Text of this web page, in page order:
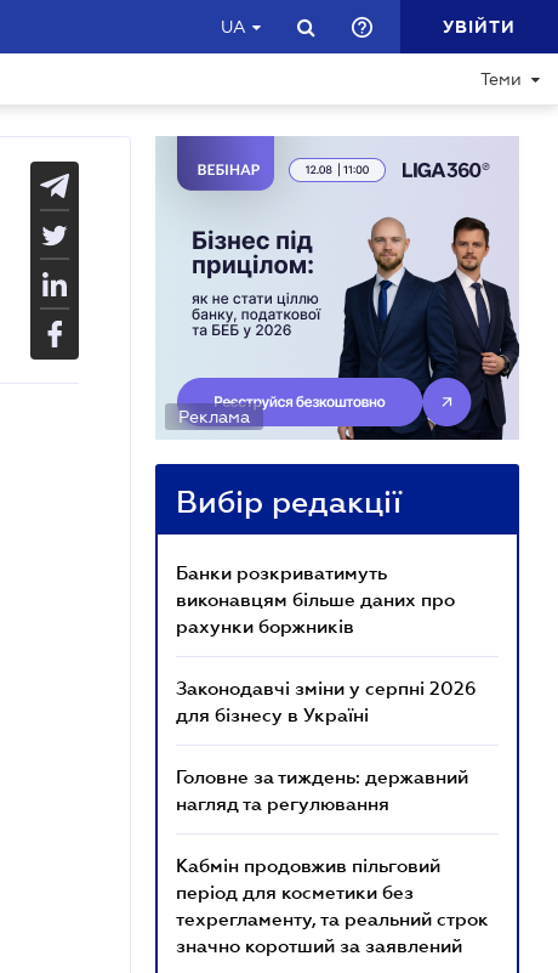
UA УВІЙТИ
Теми
Реклама
Вибір редакції
Банки розкриватимуть
виконавцям більше даних про
рахунки боржників
Законодавчі зміни у серпні 2026
для бізнесу в Україні
Головне за тиждень: державний
нагляд та регулювання
Кабмін продовжив пільговий
період для косметики без
техрегламенту, та реальний строк
значно коротший за заявлений